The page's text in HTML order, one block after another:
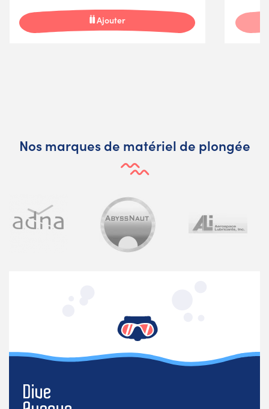
Ajouter
Nos marques de matériel de plongée